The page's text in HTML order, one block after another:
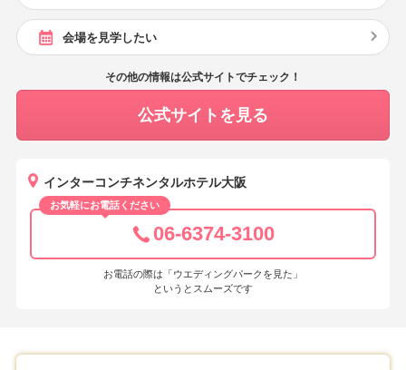
会場を見学したい
その他の情報は公式サイトでチェック！
公式サイトを見る
インターコンチネンタルホテル大阪
お気軽にお電話ください
06-6374-3100
お電話の際は「ウエディングパークを見た」
というとスムーズです